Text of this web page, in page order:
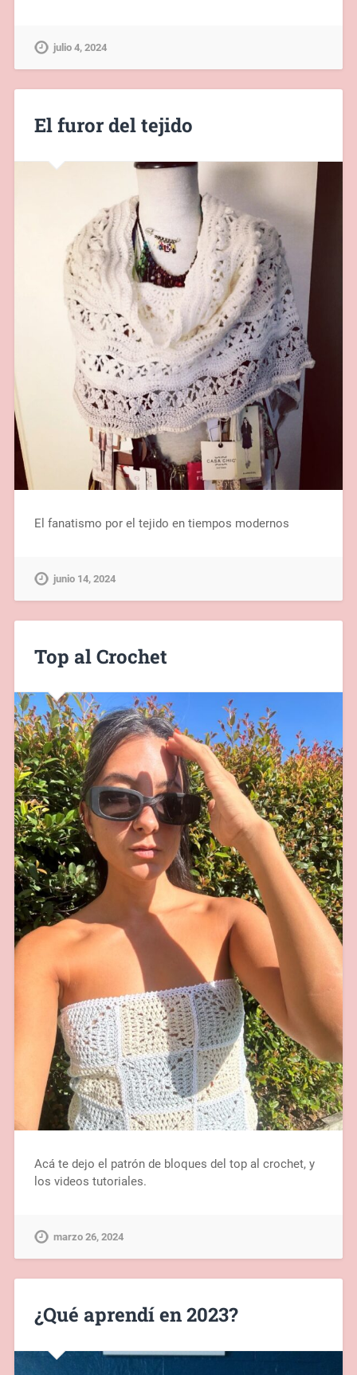
julio 4, 2024
El furor del tejido
El fanatismo por el tejido en tiempos modernos
junio 14, 2024
Top al Crochet
Acá te dejo el patrón de bloques del top al crochet, y
los videos tutoriales.
marzo 26, 2024
¿Qué aprendí en 2023?